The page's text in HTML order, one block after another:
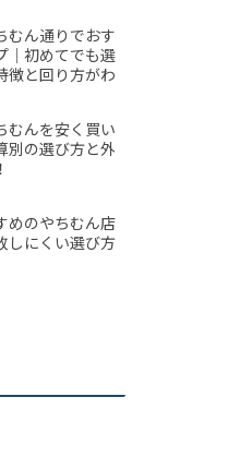
むん通りでおす
｜初めてでも選
徴と回り方がわ
むんを安く買い
別の選び方と外
めのやちむん店
しにくい選び方